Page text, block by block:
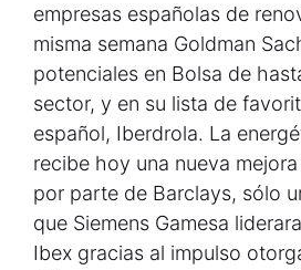
empresas españolas de
misma semana Goldman
potenciales en Bolsa de
sector, y en su lista de
español, Iberdrola. La
recibe hoy una nueva
por parte de Barclays, sólo
que Siemens Gamesa
Ibex gracias al impulso